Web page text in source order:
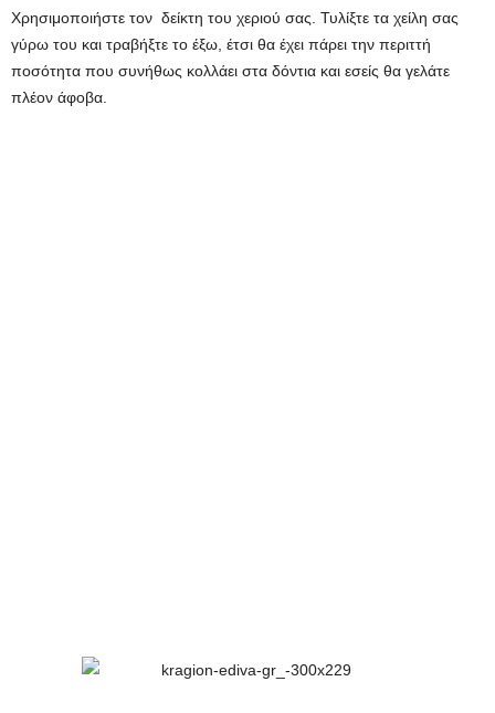
Χρησιμοποιήστε τον δείκτη του χεριού σας. Τυλίξτε τα χείλη σας
γύρω του και τραβήξτε το έξω, έτσι θα έχει πάρει την περιττή
ποσότητα που συνήθως κολλάει στα δόντια και εσείς θα γελάτε
πλέον άφοβα.